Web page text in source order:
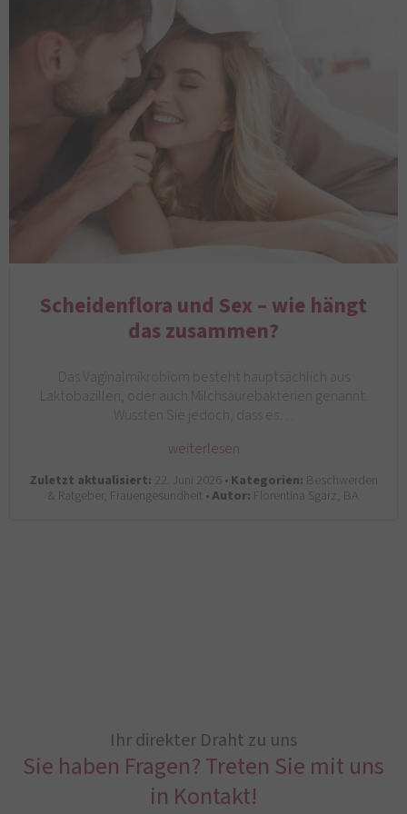
Scheidenflora und Sex – wie hängt
das zusammen?
Das Vaginalmikrobiom besteht hauptsächlich aus
Laktobazillen, oder auch Milchsäurebakterien genannt.
Wussten Sie jedoch, dass es…
weiterlesen
Zuletzt aktualisiert: 22. Juni 2026 •Kategorien: Beschwerden
& Ratgeber, Frauengesundheit •Autor: Florentina Sgarz, BA
Ihr direkter Draht zu uns
Sie haben Fragen? Treten Sie mit uns
in Kontakt!